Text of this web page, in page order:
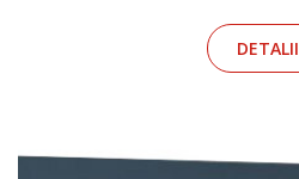
DETALII